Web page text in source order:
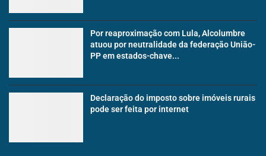
Por reaproximação com Lula, Alcolumbre
atuou por neutralidade da federação União-
PP em estados-chave...
Declaração do imposto sobre imóveis rurais
pode ser feita por internet